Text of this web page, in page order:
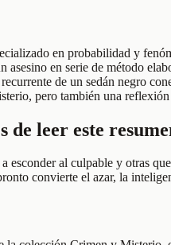
en probabilidad y
asesino en serie de método
de un sedán negro
pero también una
de leer este
esconder al culpable y otras
convierte el azar, la